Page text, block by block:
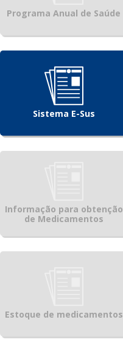
Programa Anual de Saúde
Sistema E-Sus
Informação para obtenção
de Medicamentos
Estoque de medicamentos